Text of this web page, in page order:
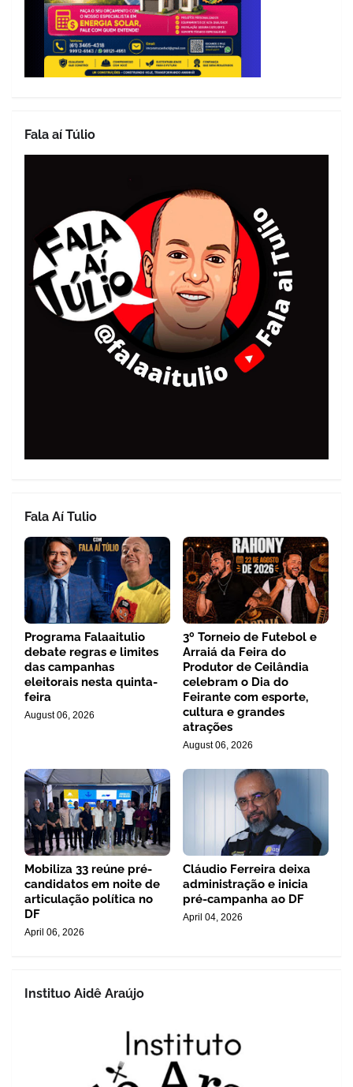
Fala aí Túlio
Fala Aí Tulio
Programa Falaaitulio
debate regras e limites
das campanhas
eleitorais nesta quinta-
feira
August 06, 2026
3º Torneio de Futebol e
Arraiá da Feira do
Produtor de Ceilândia
celebram o Dia do
Feirante com esporte,
cultura e grandes
atrações
August 06, 2026
Mobiliza 33 reúne pré-
candidatos em noite de
articulação política no
DF
April 06, 2026
Cláudio Ferreira deixa
administração e inicia
pré-campanha ao DF
April 04, 2026
Instituo Aidê Araújo